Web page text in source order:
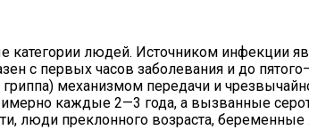
категории людей. Источником инфекции
с первых часов заболевания и до
механизмом передачи и
каждые 2—3 года, а вызванные
люди преклонного возраста,